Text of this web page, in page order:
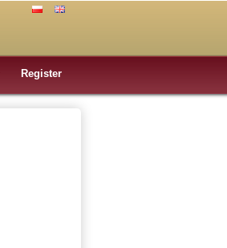
Register